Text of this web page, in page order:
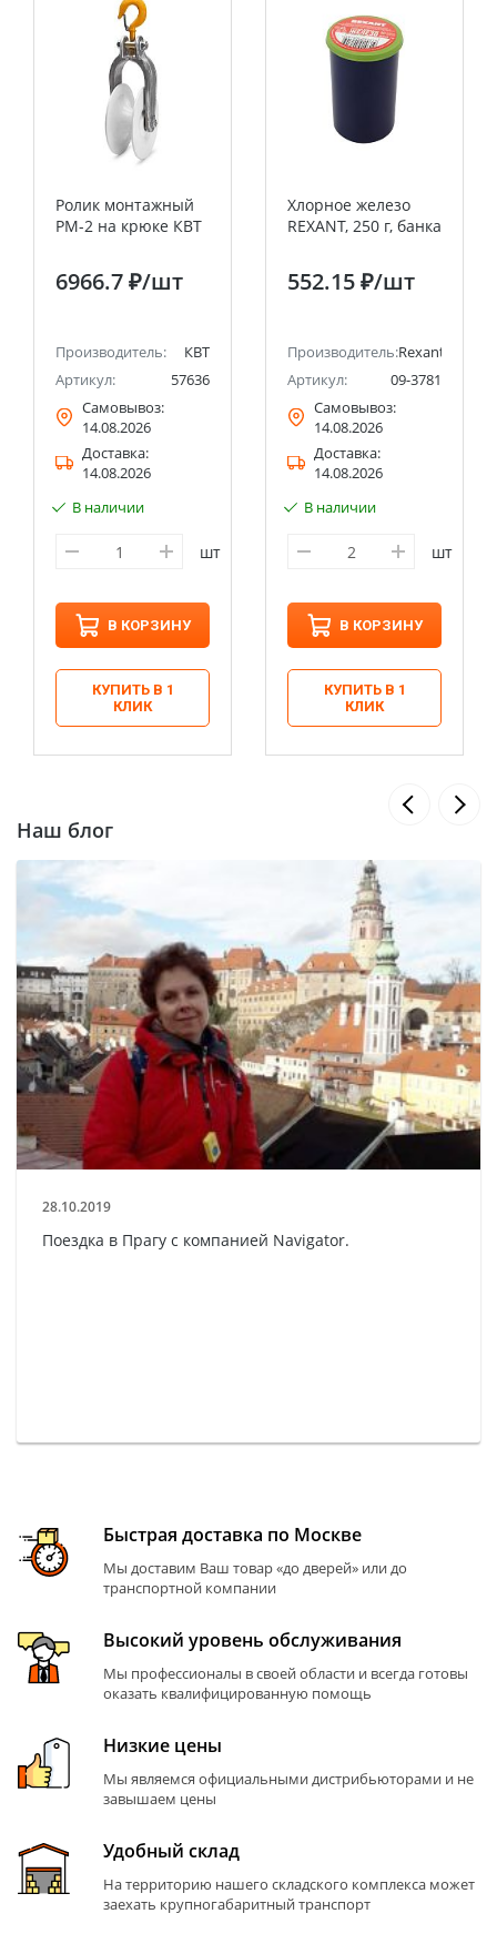
Ролик монтажный
РМ-2 на крюке КВТ
6966.7 ₽/шт
Производитель:
КВТ
Артикул:
57636
Самовывоз:
14.08.2026
Доставка:
14.08.2026
В наличии
шт
В КОРЗИНУ
КУПИТЬ В 1
КЛИК
Хлорное железо
REXANT, 250 г, банка
552.15 ₽/шт
Производитель:Rexant
Артикул:
09-3781
Самовывоз:
14.08.2026
Доставка:
14.08.2026
В наличии
шт
В КОРЗИНУ
КУПИТЬ В 1
КЛИК
Наш блог
28.10.2019
Поездка в Прагу с компанией Navigator.
Быстрая доставка по Москве
Мы доставим Ваш товар «до дверей» или до
транспортной компании
Высокий уровень обслуживания
Мы профессионалы в своей области и всегда готовы
оказать квалифицированную помощь
Низкие цены
Мы являемся официальными дистрибьюторами и не
завышаем цены
Удобный склад
На территорию нашего складского комплекса может
заехать крупногабаритный транспорт